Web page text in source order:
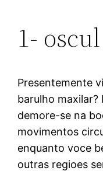
1-
Presentemente
barulho maxilar?
demore-se na
movimentos
enquanto voce
outras regioes